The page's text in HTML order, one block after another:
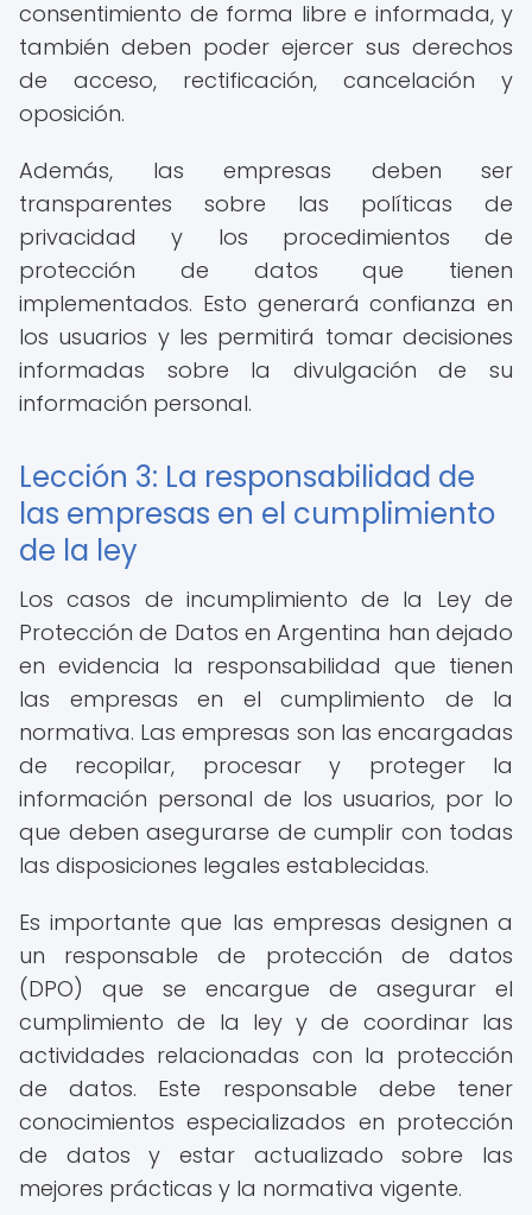
consentimiento de forma libre e informada, y
también deben poder ejercer sus derechos
de acceso, rectificación, cancelación y
oposición.
Además, las empresas deben ser
transparentes sobre las políticas de
privacidad y los procedimientos de
protección de datos que tienen
implementados. Esto generará confianza en
los usuarios y les permitirá tomar decisiones
informadas sobre la divulgación de su
información personal.
Lección 3: La responsabilidad de
las empresas en el cumplimiento
de la ley
Los casos de incumplimiento de la Ley de
Protección de Datos en Argentina han dejado
en evidencia la responsabilidad que tienen
las empresas en el cumplimiento de la
normativa. Las empresas son las encargadas
de recopilar, procesar y proteger la
información personal de los usuarios, por lo
que deben asegurarse de cumplir con todas
las disposiciones legales establecidas.
Es importante que las empresas designen a
un responsable de protección de datos
(DPO) que se encargue de asegurar el
cumplimiento de la ley y de coordinar las
actividades relacionadas con la protección
de datos. Este responsable debe tener
conocimientos especializados en protección
de datos y estar actualizado sobre las
mejores prácticas y la normativa vigente.